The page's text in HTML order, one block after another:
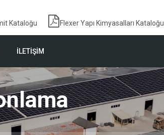
Kataloğu Flexer Yapı Kimyasalları Kataloğu
İLETİŞİM